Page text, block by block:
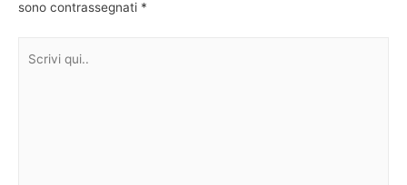
sono contrassegnati *